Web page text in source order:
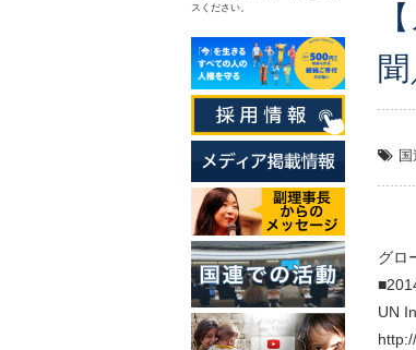
グロ
UN
スください。